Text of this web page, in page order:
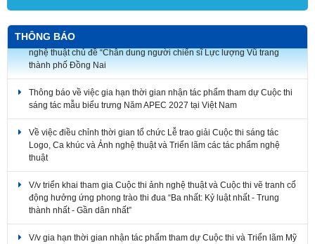
THÔNG BÁO
sáng tác Logo, Ca khúc và Ảnh nghệ thuật và Triển lãm các tác phẩm
nghệ thuật chủ đề “Chân dung người chiến sĩ Lực lượng Vũ trang
thành phố Đồng Nai
Thông báo về việc gia hạn thời gian nhận tác phẩm tham dự Cuộc thi
sáng tác mẫu biểu trưng Năm APEC 2027 tại Việt Nam
Về việc điều chỉnh thời gian tổ chức Lễ trao giải Cuộc thi sáng tác
Logo, Ca khúc và Ảnh nghệ thuật và Triển lãm các tác phẩm nghệ
thuật
V/v triển khai tham gia Cuộc thi ảnh nghệ thuật và Cuộc thi vẽ tranh cổ
động hưởng ứng phong trào thi đua “Ba nhất: Kỷ luật nhất - Trung
thành nhất - Gần dân nhất”
V/v gia hạn thời gian nhận tác phẩm tham dự Cuộc thi và Triển lãm Mỹ
thuật ứng dụng toàn quốc lần thứ 6